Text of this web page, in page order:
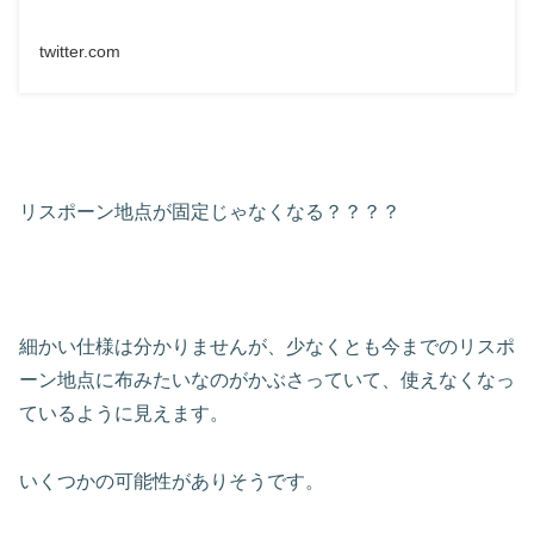
twitter.com
リスポーン地点が固定じゃなくなる？？？？
細かい仕様は分かりませんが、少なくとも今までのリスポ
ーン地点に布みたいなのがかぶさっていて、使えなくなっ
ているように見えます。
いくつかの可能性がありそうです。